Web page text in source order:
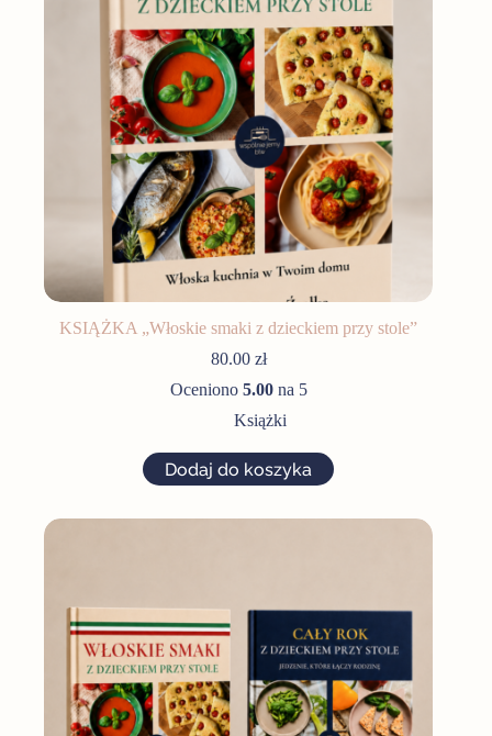
KSIĄŻKA „Włoskie smaki z dzieckiem przy stole”
80.00 zł
Oceniono 5.00na 5
Książki
Dodaj do koszyka